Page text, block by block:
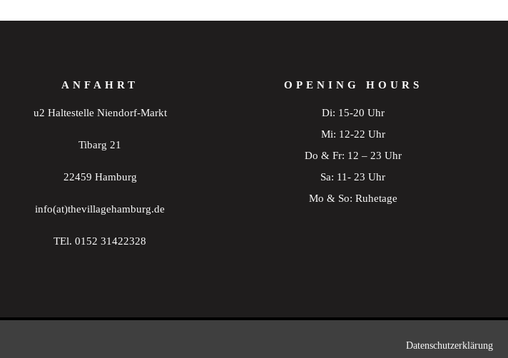
ANFAHRT
u2 Haltestelle Niendorf-Markt
Tibarg 21
22459 Hamburg
info(at)thevillagehamburg.de
TEl. 0152 31422328
OPENING HOURS
Di: 15-20 Uhr
Mi: 12-22 Uhr
Do & Fr: 12 – 23 Uhr
Sa: 11- 23 Uhr
Mo & So: Ruhetage
Datenschutzerklärung